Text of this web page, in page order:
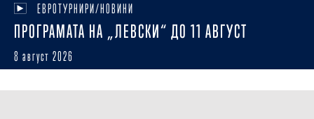
ЕВРОТУРНИРИ/НОВИНИ
ПРОГРАМАТА НА „ЛЕВСКИ“ ДО 11 АВГУСТ
8 август 2026